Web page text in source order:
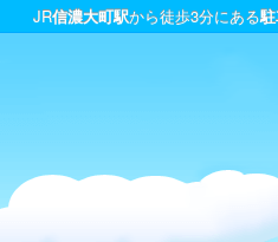
JR信濃大町駅から徒歩3分にある